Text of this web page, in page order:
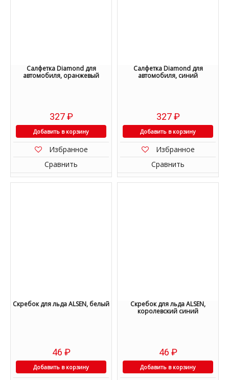
Салфетка Diamond для
автомобиля, оранжевый
327₽
Добавить в корзину
Избранное
Сравнить
Салфетка Diamond для
автомобиля, синий
327₽
Добавить в корзину
Избранное
Сравнить
Скребок для льда ALSEN, белый
46 ₽
Добавить в корзину
Скребок для льда ALSEN,
королевский синий
46 ₽
Добавить в корзину